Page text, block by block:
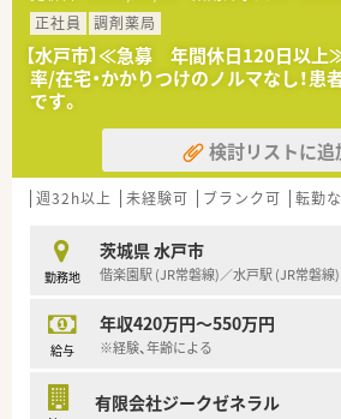
正社員
調剤薬局
【水戸市】≪急募 年間休日120日以
率/在宅・かかりつけのノルマなし！患
です。
検討リストに追
週32h以上 未経験可 ブランク可 転勤
勤務地
茨城県 水戸市
偕楽園駅 (JR常磐線)／水戸駅 (JR常磐線)
給与
年収420万円～550万円
※経験、年齢による
有限会社ジークゼネラル